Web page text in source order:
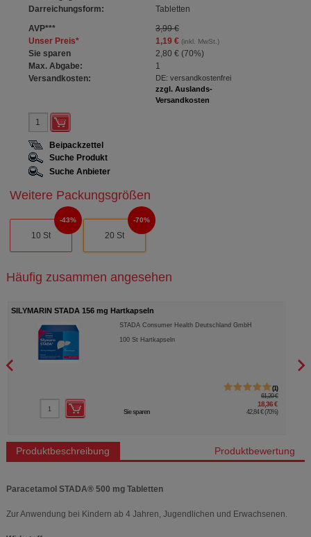
Darreichungsform:
Tabletten
AVP***
3,99 €
Unser Preis* 1,19 €(inkl. MwSt.)
Sie sparen 2,80 € (70%)
Max. Abgabe:
1
Versandkosten:
DE: versandkostenfrei
zzgl. Auslands-
Versandkosten
Beipackzettel
Suche Produkt
Suche Anbieter
Weitere Packungsgrößen
10 St
43%
20 St
70%
Häufig zusammen angesehen
SILYMARIN STADA 156 mg Hartkapseln
STADA Consumer Health Deutschland GmbH
100St Hartkapseln
1
61,20 €
18,36 €
Sie sparen 42,84 € (70%)
Produktbeschreibung Produktbewertung
Paracetamol STADA® 500 mg Tabletten
Zur Anwendung bei Kindern ab 4 Jahren, Jugendlichen und Erwachsenen.